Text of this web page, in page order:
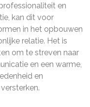
en
kan dit voor
in het opbouwen
relatie. Het is
om te streven naar
en een warme,
en